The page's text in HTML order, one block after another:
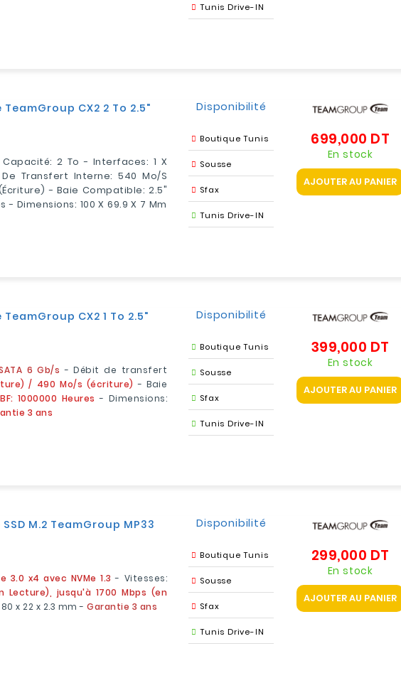
Tunis Drive-IN
CX2 2 To 2.5"
2 To - Interfaces: 1 X
Transfert Interne: 540 Mo/s
- Baie Compatible: 2.5"
- Dimensions: 100 X 69.9 X 7 Mm
Disponibilité
Boutique Tunis
Sousse
Sfax
Tunis Drive-IN
699,000 DT
En stock
AJOUTER AU PANIER
CX2 1 To 2.5"
6 Gb/s - Débit de transfert
/ 490 Mo/s (écriture) - Baie
1000000 Heures - Dimensions:
3 ans
Disponibilité
Boutique Tunis
Sousse
Sfax
Tunis Drive-IN
399,000 DT
En stock
AJOUTER AU PANIER
M.2 TeamGroup MP33
3.0 x4 avec NVMe 1.3 - Vitesses:
Lecture), jusqu'à 1700 Mbps (en
x 22 x 2.3 mm -Garantie 3 ans
Disponibilité
Boutique Tunis
Sousse
Sfax
Tunis Drive-IN
299,000 DT
En stock
AJOUTER AU PANIER